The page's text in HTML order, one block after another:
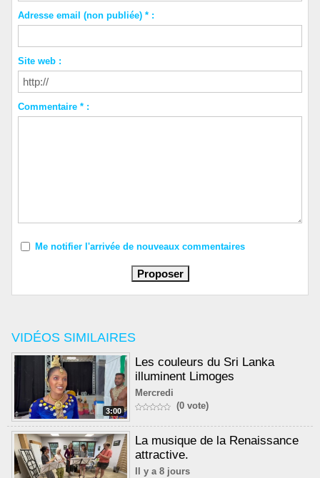
VIDÉOS SIMILAIRES
3:00
Les couleurs du Sri Lanka
illuminent Limoges
Mercredi
(0 vote)
La musique de la Renaissance
attractive.
Il y a 8 jours
Adresse email (non publiée) * :
Site web :
Commentaire * :
Me notifier l'arrivée de nouveaux commentaires